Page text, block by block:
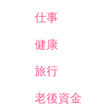
仕事
健康
旅行
老後資金